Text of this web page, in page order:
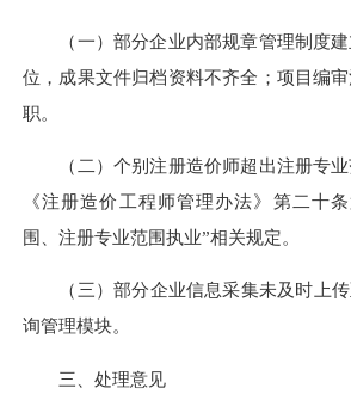
（一）部分企业内部规章管理制度建
位，成果文件归档资料不齐全；项目编
职。
（二）个别注册造价师超出注册专业
《注册造价工程师管理办法》第二十
围、注册专业范围执业”相关规定。
（三）部分企业信息采集未及时上传
询管理模块。
三、处理意见